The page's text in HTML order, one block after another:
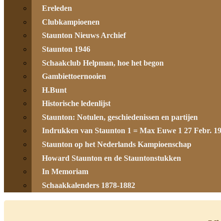
Ereleden
Clubkampioenen
Staunton Nieuws Archief
Staunton 1946
Schaakclub Helpman, hoe het begon
Gambiettoernooien
H.Bunt
Historische ledenlijst
Staunton: Notulen, geschiedenissen en partijen
Indrukken van Staunton 1 = Max Euwe 1 27 Febr.
Staunton op het Nederlands Kampioenschap
Howard Staunton en de Stauntonstukken
In Memoriam
Schaakkalenders 1878-1882